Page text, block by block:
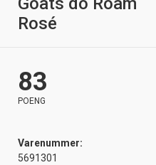
Rosé
83
POENG
Varenummer:
5691301